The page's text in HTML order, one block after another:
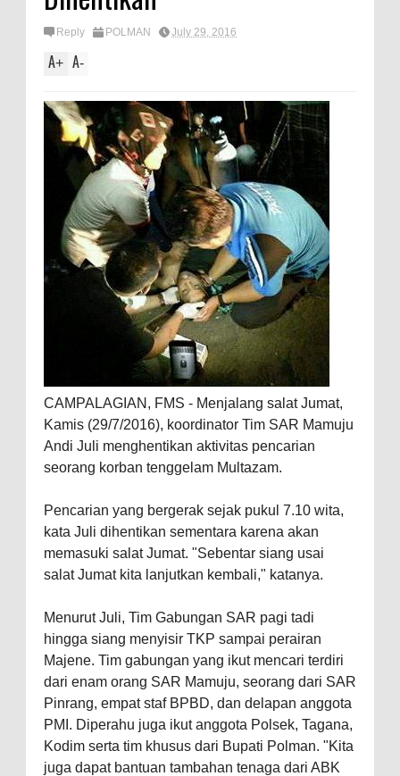
Reply POLMAN July 29, 2016
A+ A-
CAMPALAGIAN, FMS - Menjalang salat Jumat,
Kamis (29/7/2016), koordinator Tim SAR Mamuju
Andi Juli menghentikan aktivitas pencarian
seorang korban tenggelam Multazam.
Pencarian yang bergerak sejak pukul 7.10 wita,
kata Juli dihentikan sementara karena akan
memasuki salat Jumat. "Sebentar siang usai
salat Jumat kita lanjutkan kembali," katanya.
Menurut Juli, Tim Gabungan SAR pagi tadi
hingga siang menyisir TKP sampai perairan
Majene. Tim gabungan yang ikut mencari terdiri
dari enam orang SAR Mamuju, seorang dari SAR
Pinrang, empat staf BPBD, dan delapan anggota
PMI. Diperahu juga ikut anggota Polsek, Tagana,
Kodim serta tim khusus dari Bupati Polman. "Kita
juga dapat bantuan tambahan tenaga dari ABK